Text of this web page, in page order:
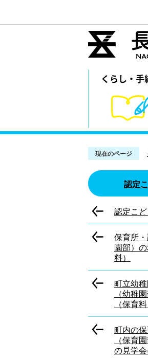
くらし・ ⼿
現在のページ
認定
認定こ
保育所
園部）
料）
町立幼
（幼稚
（保育料
町内の
（保育
の見学